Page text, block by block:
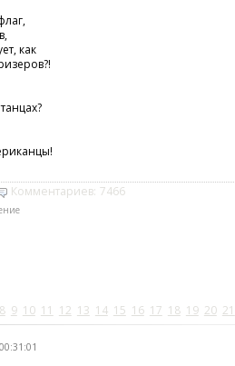
как
Комментариев: 7466
8 9 10 11 12 13 14 15 16 17 18 19 20 21